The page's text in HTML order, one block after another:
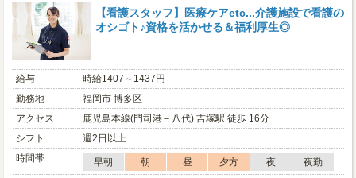
【看護スタッフ】医療ケアetc...介護施設で看護の
オシゴト♪資格を活かせる＆福利厚生◎
給与
時給1407～1437円
勤務地
福岡市 博多区
アクセス
鹿児島本線(門司港－八代) 吉塚駅 徒歩 16分
シフト
週2日以上
時間帯
早朝 朝 昼 夕方 夜
夜勤